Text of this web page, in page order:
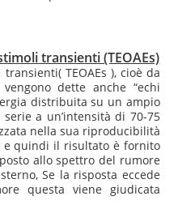
transienti (TEOAEs)
TEOAEs ), cioè da
dette anche “echi
distribuita su un ampio
a un’intensità di 70-75
nella sua riproducibilità
e quindi il risultato è fornito
allo spettro del rumore
Se la risposta eccede
questa viene giudicata